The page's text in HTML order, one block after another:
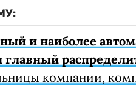
и наиболее
компании,